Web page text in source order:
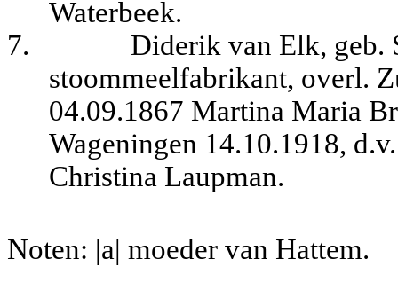
Waterbeek.
7.
Diderik van Elk, geb.
stoommeelfabrikant, overl.
04.09.1867 Martina Maria
Wageningen 14.10.1918,
Christina Laupman.
Noten: |a| moeder van Hattem.